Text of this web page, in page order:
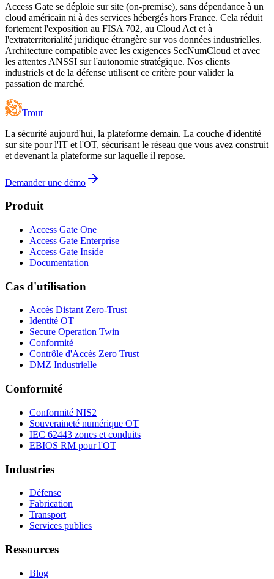
Access Gate se déploie sur site (on-premise), sans dépendance à un
cloud américain ni à des services hébergés hors France. Cela réduit
fortement l'exposition au FISA 702, au Cloud Act et à
l'extraterritorialité juridique étrangère sur vos données industrielles.
Architecture compatible avec les exigences SecNumCloud et avec
les attentes ANSSI sur l'autonomie stratégique. Nos clients
industriels et de la défense utilisent ce critère pour valider la
passation de marché.
Trout
La sécurité aujourd'hui, la plateforme demain. La couche d'identité
sur site pour l'IT et l'OT, sécurisant le réseau que vous avez construit
et devenant la plateforme sur laquelle il repose.
Demander une démo
Produit
Access Gate One
Access Gate Enterprise
Access Gate Inside
Documentation
Cas d'utilisation
Accès Distant Zero-Trust
Identité OT
Secure Operation Twin
Conformité
Contrôle d'Accès Zero Trust
DMZ Industrielle
Conformité
Conformité NIS2
Souveraineté numérique OT
IEC 62443 zones et conduits
EBIOS RM pour l'OT
Industries
Défense
Fabrication
Transport
Services publics
Ressources
Blog